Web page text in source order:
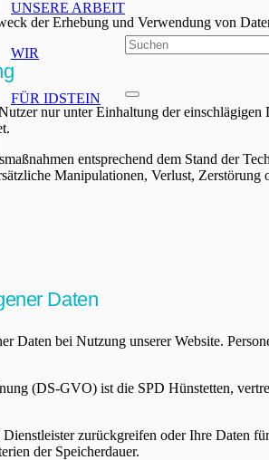
UNSERE ARBEIT
WIR
FÜR IDSTEIN
der Erhebung und Verwendung von
nur unter Einhaltung der
entsprechend dem Stand der
Manipulationen, Verlust, Zerstörung
Daten
Daten bei Nutzung unserer Website.
(DS-GVO) ist die SPD Hünstetten,
zurückgreifen oder Ihre Daten
der Speicherdauer.